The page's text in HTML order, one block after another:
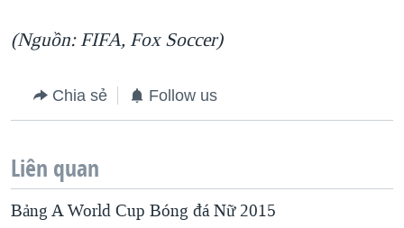
(Nguồn: FIFA, Fox Soccer)
Chia sẻ Follow us
Liên quan
Bảng A World Cup Bóng đá Nữ 2015